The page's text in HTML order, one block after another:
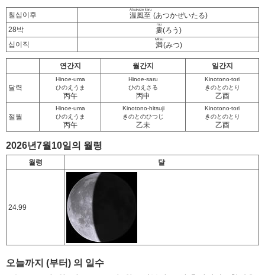
칠십이후 温風至
Atsukaze itaru
(あつかぜいたる)
28박
婁
rou
(ろう)
십이직
満
Mitsu
(みつ)
연간지 월간지 일간지
달력
Hinoe-uma
ひのえうま
丙午
Hinoe-saru
ひのえさる
丙申
Kinotono-tori
きのとのとり
乙酉
절월
Hinoe-uma
ひのえうま
丙午
Kinotono-hitsuji
きのとのひつじ
乙未
Kinotono-tori
きのとのとり
乙酉
2026년7월10일의 월령
월령 달
24.99
오늘까지 (부터) 의 일수